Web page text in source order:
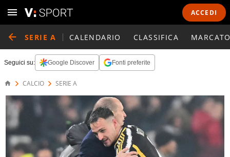
ACCEDI
SERIE A CALENDARIO CLASSIFICA
Seguici su: Google Discover Fonti preferite
CALCIO SERIE A